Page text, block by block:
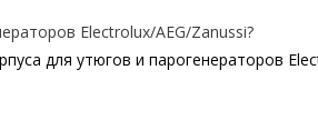
Electrolux/AEG/Zanussi?
для утюгов и парогенераторов